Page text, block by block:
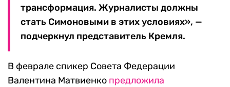
трансформация. Журналисты должны
стать Симоновыми в этих условиях», —
подчеркнул представитель Кремля.
В феврале спикер Совета Федерации
Валентина Матвиенко предложила